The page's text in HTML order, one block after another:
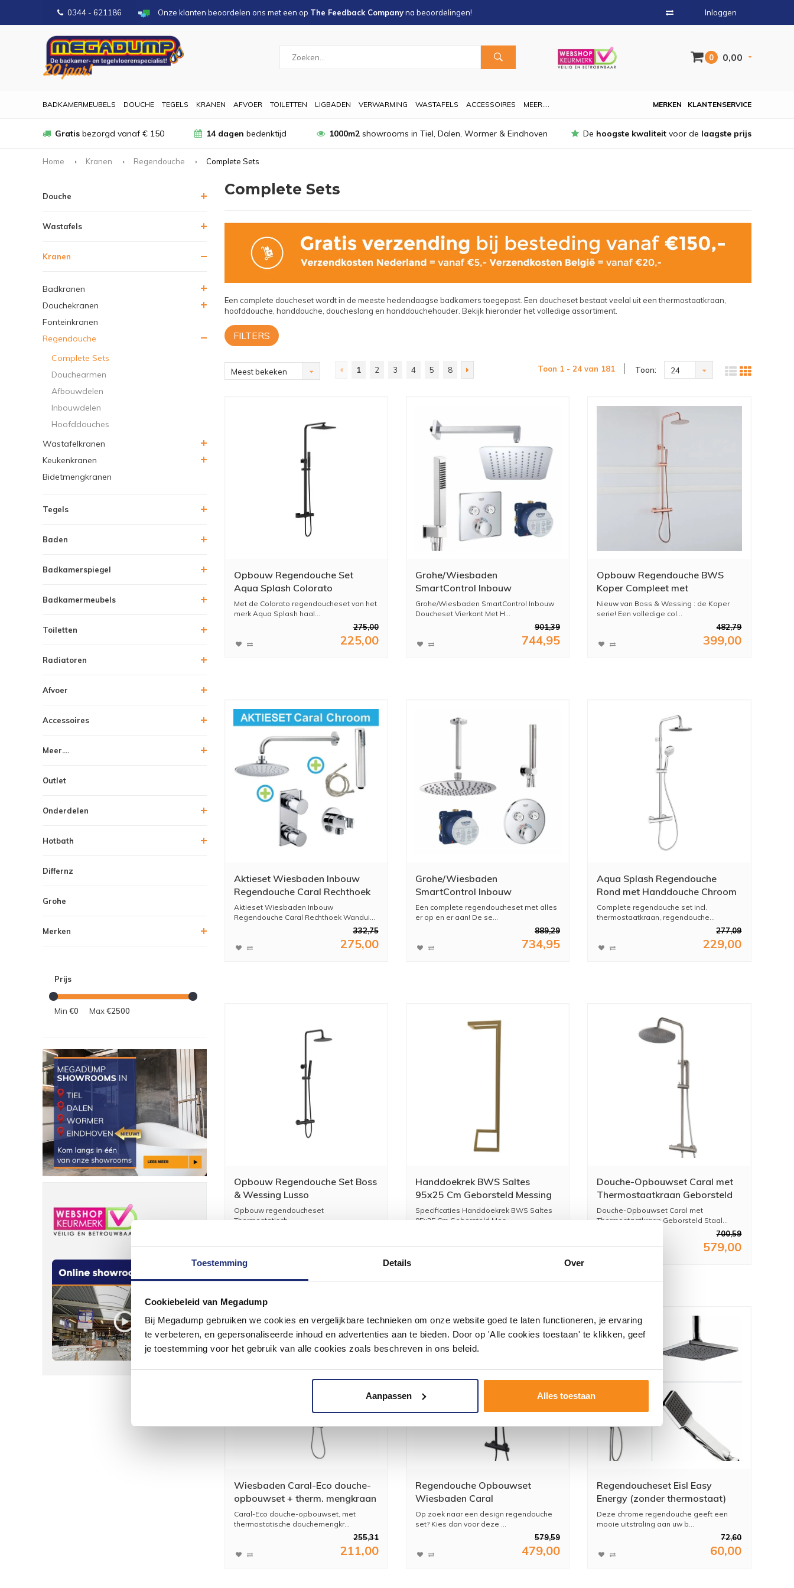
Toestemming Details Over
Cookiebeleid van Megadump
Bij Megadump gebruiken we cookies en vergelijkbare technieken om onze website goed te laten functioneren, je ervaring
te verbeteren, en gepersonaliseerde inhoud en advertenties aan te bieden. Door op 'Alle cookies toestaan' te klikken, geef
je toestemming voor het gebruik van alle cookies zoals beschreven in ons beleid.
Aanpassen Alles toestaan
0344 - 621186 Onze klanten beoordelen ons met een op The Feedback Companyna beoordelingen! Inloggen
0 0,00
BADKAMERMEUBELS DOUCHE TEGELS KRANEN AFVOER TOILETTEN LIGBADEN VERWARMING WASTAFELS ACCESSOIRES MEER.... KLANTENSERVICE
MERKEN
Gratis bezorgd vanaf € 150 14 dagen bedenktijd 1000m2showrooms in Tiel, Dalen, Wormer & Eindhoven De hoogste kwaliteit voor de laagste prijs
Home Kranen Regendouche Complete Sets
Douche
Wastafels
Kranen
Badkranen
Douchekranen
Fonteinkranen
Regendouche
Complete Sets
Douchearmen
Afbouwdelen
Inbouwdelen
Hoofddouches
Wastafelkranen
Keukenkranen
Bidetmengkranen
Tegels
Baden
Badkamerspiegel
Badkamermeubels
Toiletten
Radiatoren
Afvoer
Accessoires
Meer....
Outlet
Onderdelen
Hotbath
Differnz
Grohe
Merken
Prijs
Min €0 Max€2500
Complete Sets
Een complete doucheset wordt in de meeste hedendaagse badkamers toegepast. Een doucheset bestaat veelal uit een thermostaatkraan,
hoofddouche, handdouche, doucheslang en handdouchehouder. Bekijk hieronder het volledige assortiment.
FILTERS
Meest bekeken 1 2 3 4 5 8 Toon 1 - 24 van 181 Toon: 24
Opbouw Regendouche Set
Aqua Splash Colorato
Thermostatisch Hoofddouche
20 cm Vierkant Mat Zwart
Met de Colorato regendoucheset van het
merk Aqua Splash haal...
275,00
225,00
Grohe/Wiesbaden
SmartControl Inbouw
Doucheset Vierkant Met
Hoofddouche 20cm en
Grohe/Wiesbaden SmartControl Inbouw
Doucheset Vierkant Met H...
901,39
744,95
Opbouw Regendouche BWS
Koper Compleet met
Thermostaatkraan Geborsteld
Koper
Nieuw van Boss & Wessing : de Koper
serie! Een volledige col...
482,79
399,00
Aktieset Wiesbaden Inbouw
Regendouche Caral Rechthoek
Wanduitloop Chroom
Aktieset Wiesbaden Inbouw
Regendouche Caral Rechthoek Wandui...
332,75
275,00
Grohe/Wiesbaden
SmartControl Inbouw
Doucheset Rond Met
Hoofddouche 20 cm en
Handdouche Plafond Uitloop
Compleet
Een complete regendoucheset met alles
er op en er aan! De se...
889,29
734,95
Aqua Splash Regendouche
Rond met Handdouche Chroom
Complete regendouche set incl.
thermostaatkraan, regendouche...
277,09
229,00
Opbouw Regendouche Set Boss
& Wessing Lusso
Thermostatisch Hoofddouche
30 cm Rond Mat Zwart
Opbouw regendoucheset
Thermostatisch
289,95
Handdoekrek BWS Saltes
95x25 Cm Geborsteld Messing
Specificaties Handdoekrek BWS Saltes
95x25 Cm Geborsteld Mes...
121,50
Douche-Opbouwset Caral met
Thermostaatkraan Geborsteld
Staal PVD Coating
Douche-Opbouwset Caral met
Thermostaatkraan Geborsteld Staal...
700,59
579,00
Wiesbaden Caral-Eco douche-
opbouwset + therm. mengkraan
chroom
Caral-Eco douche-opbouwset, met
thermostatische douchemengkr...
255,31
211,00
Regendouche Opbouwset
Wiesbaden Caral
Thermostatisch 25cm Zwart
Op zoek naar een design regendouche
set? Kies dan voor deze ...
579,59
479,00
Regendoucheset Eisl Easy
Energy (zonder thermostaat)
Deze chrome regendouche geeft een
mooie uitstraling aan uw b...
72,60
60,00